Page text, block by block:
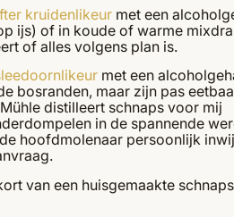
kruidenlikeur met een
ijs) of in koude of warme
of alles volgens plan is.
met een
bosranden, maar zijn pas
distilleert schnaps voor mij
in de spannende
hoofdmolenaar persoonlijk
van een huisgemaakte